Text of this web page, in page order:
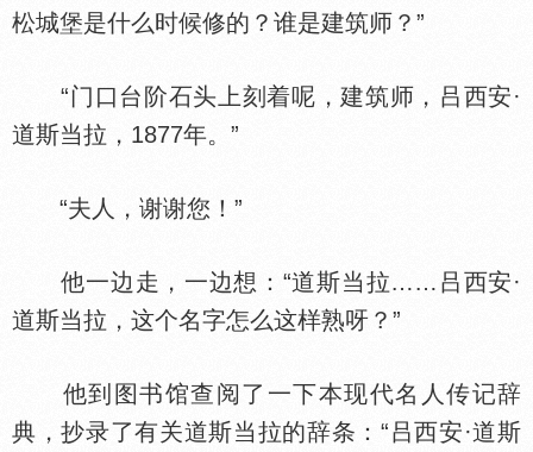
松城堡是什么时候修的？谁是建筑师？”
“门口台阶石头上刻着呢，建筑师，吕西安·
道斯当拉，1877年。”
“夫人，谢谢您！”
他一边走，一边想：“道斯当拉……吕西安·
道斯当拉，这个名字怎么这样熟呀？”
他到图书馆查阅了一下本现代名人传记辞
典，抄录了有关道斯当拉的辞条：“吕西安·道斯